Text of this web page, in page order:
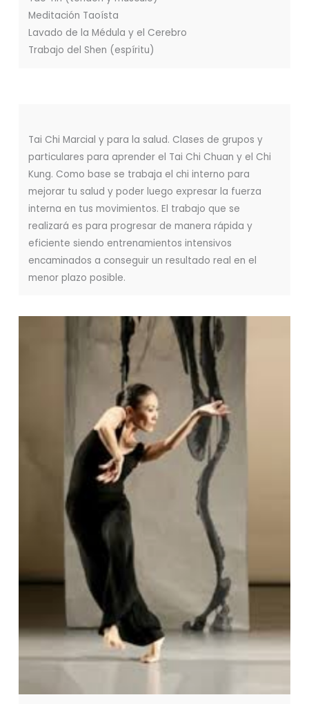
Meditación Taoísta
Lavado de la Médula y el Cerebro
Trabajo del Shen (espíritu)
Tai Chi Marcial y para la salud. Clases de grupos y
particulares para aprender el Tai Chi Chuan y el Chi
Kung. Como base se trabaja el chi interno para
mejorar tu salud y poder luego expresar la fuerza
interna en tus movimientos. El trabajo que se
realizará es para progresar de manera rápida y
eficiente siendo entrenamientos intensivos
encaminados a conseguir un resultado real en el
menor plazo posible.